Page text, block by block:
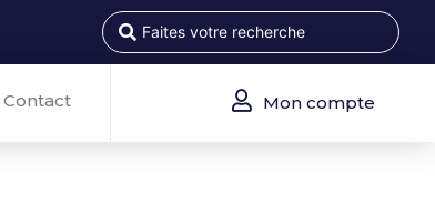
Contact Mon compte